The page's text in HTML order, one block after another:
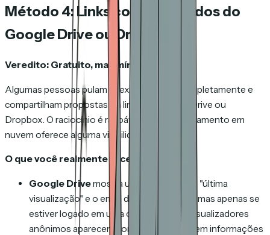
Método 4: Links compartilhados do
Google Drive ou Dropbox
Veredito: Gratuito, mas mínimo.
Algumas pessoas pulam anexos de email completamente e
compartilham propostas via links do Google Drive ou
Dropbox. O raciocínio é razoável: o compartilhamento em
nuvem oferece alguma visibilidade integrada.
O que você realmente recebe:
Google Drivemostra um timestamp de "última
visualização" e o email do visualizador — mas apenas se
estiver logado em uma conta Google. Visualizadores
anônimos aparecem como "Anônimo" sem informações